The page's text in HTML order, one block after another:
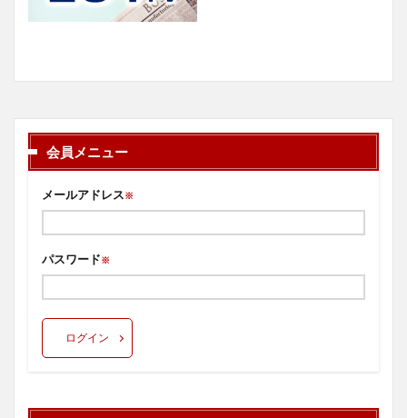
会員メニュー
メールアドレス※
パスワード※
ログイン